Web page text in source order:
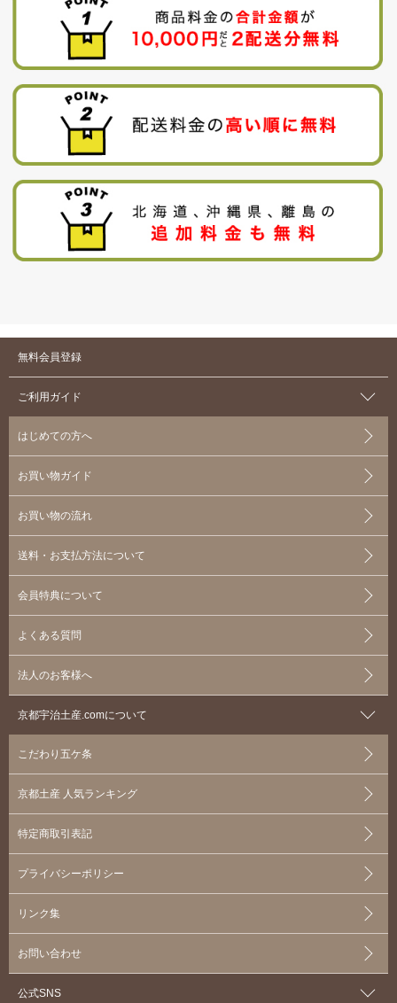
無料会員登録
ご利用ガイド
はじめての方へ
お買い物ガイド
お買い物の流れ
送料・お支払方法について
会員特典について
よくある質問
法人のお客様へ
京都宇治土産.comについて
こだわり五ケ条
京都土産 人気ランキング
特定商取引表記
プライバシーポリシー
リンク集
お問い合わせ
公式SNS